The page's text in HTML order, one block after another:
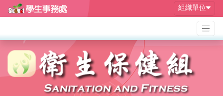
組織單位